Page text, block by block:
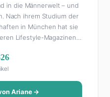
in die Männerwelt – und
Nach ihrem Studium der
in München hat sie
Lifestyle-Magazinen
sie über alles, was
von Interior Design und
Trends bis hin zu
Männer gerne lesen.
Ariane →